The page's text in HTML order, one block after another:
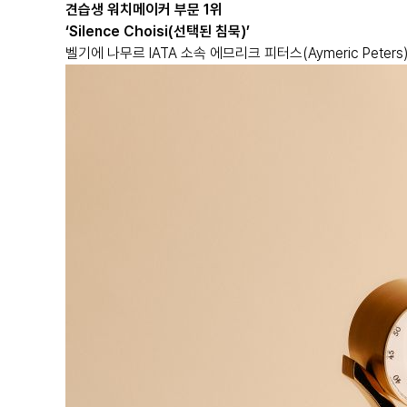
견습생 워치메이커 부문 1위
‘Silence Choisi(선택된 침묵)’
벨기에 나무르 IATA 소속 에므리크 피터스(Aymeric Peters)